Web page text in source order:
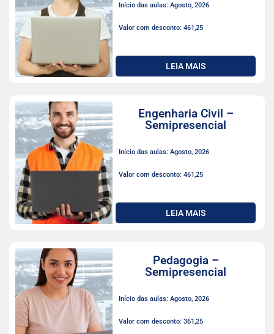
Início das aulas: Agosto, 2026
Valor com desconto: 461,25
LEIA MAIS
Engenharia Civil –
Semipresencial
Início das aulas: Agosto, 2026
Valor com desconto: 461,25
LEIA MAIS
Pedagogia –
Semipresencial
Início das aulas: Agosto, 2026
Valor com desconto: 361,25